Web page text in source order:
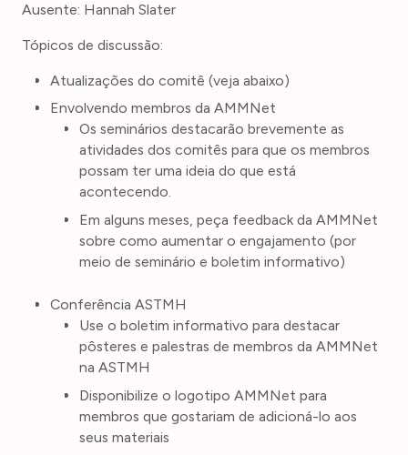
Ausente: Hannah Slater
Tópicos de discussão:
Atualizações do comitê (veja abaixo)
Envolvendo membros da AMMNet
Os seminários destacarão brevemente as
atividades dos comitês para que os membros
possam ter uma ideia do que está
acontecendo.
Em alguns meses, peça feedback da AMMNet
sobre como aumentar o engajamento (por
meio de seminário e boletim informativo)
Conferência ASTMH
Use o boletim informativo para destacar
pôsteres e palestras de membros da AMMNet
na ASTMH
Disponibilize o logotipo AMMNet para
membros que gostariam de adicioná-lo aos
seus materiais